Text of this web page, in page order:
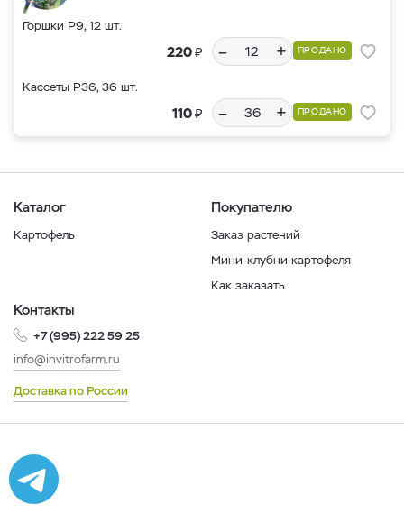
Горшки Р9, 12 шт.
220₽ – + ПРОДАНО
Кассеты Р36, 36 шт.
110₽ – + ПРОДАНО
Каталог
Картофель
Покупателю
Заказ растений
Мини-клубни картофеля
Как заказать
Контакты
+7 (995) 222 59 25
info@invitrofarm.ru
Доставка по России